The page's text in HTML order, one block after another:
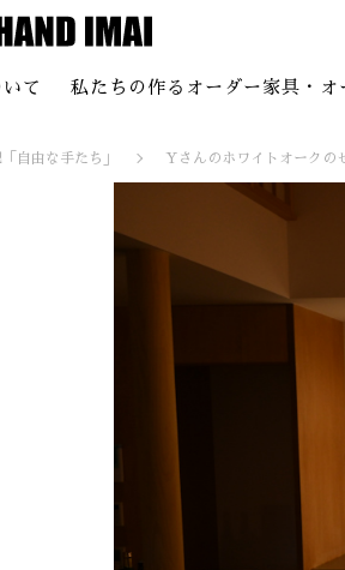
て 私たちの作るオーダー家具・オ
「自由な手たち」 Yさんのホワイトオークの